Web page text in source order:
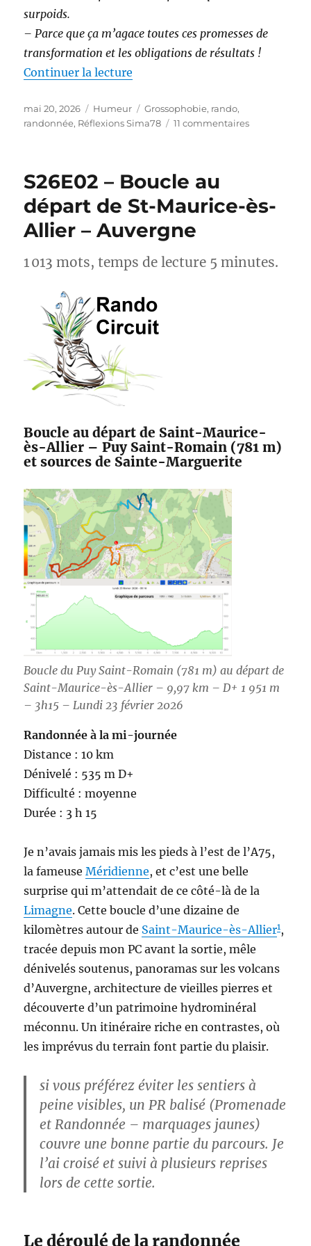
surpoids.
– Parce que ça m’agace toutes ces promesses de
transformation et les obligations de résultats !
Continuer la lecture
Publié
le
mai 20, 2026 Catégories
Humeur Étiquettes
Grossophobie, rando,
randonnée, Réflexions Sima78 11 commentairessur
et
avec
S26E02 – Boucle au
départ de St-Maurice-ès-
Allier – Auvergne
1 013 mots, temps de lecture 5 minutes.
Boucle au départ de Saint-Maurice-
ès-Allier – Puy Saint-Romain (781 m)
et sources de Sainte-Marguerite
Boucle du Puy Saint-Romain (781 m) au départ de
Saint-Maurice-ès-Allier – 9,97 km – D+ 1 951 m
– 3h15 – Lundi 23 février 2026
Randonnée à la mi-journée
Distance : 10 km
Dénivelé : 535 m D+
Difficulté : moyenne
Durée : 3 h 15
Je n’avais jamais mis les pieds à l’est de l’A75,
la fameuseMéridienne, et c’est une belle
surprise qui m’attendait de ce côté-là de la
Limagne. Cette boucle d’une dizaine de
kilomètres autour de Saint-Maurice-ès-Allier1,
tracée depuis mon PC avant la sortie, mêle
dénivelés soutenus, panoramas sur les volcans
d’Auvergne, architecture de vieilles pierres et
découverte d’un patrimoine hydrominéral
méconnu. Un itinéraire riche en contrastes, où
les imprévus du terrain font partie du plaisir.
si vous préférez éviter les sentiers à
peine visibles, un PR balisé (Promenade
et Randonnée – marquages jaunes)
couvre une bonne partie du parcours. Je
l’ai croisé et suivi à plusieurs reprises
lors de cette sortie.
Le déroulé de la randonnée